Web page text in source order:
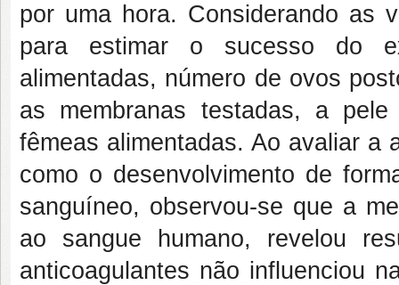
por uma hora. Considerando as
para estimar o sucesso do
alimentadas, número de ovos
as membranas testadas, a
fêmeas alimentadas. Ao avaliar a
como o desenvolvimento de
sanguíneo, observou-se que a
ao sangue humano, revelou
anticoagulantes não influenciou